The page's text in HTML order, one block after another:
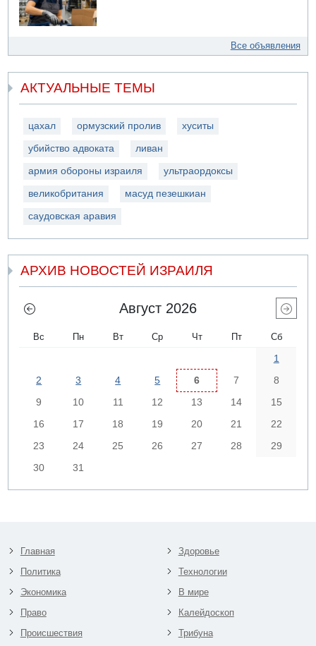
Все объявления
АКТУАЛЬНЫЕ ТЕМЫ
цахал ормузский пролив хуситы
убийство адвоката ливан
армия обороны израиля ультраордоксы
великобритания масуд пезешкиан
саудовская аравия
АРХИВ НОВОСТЕЙ ИЗРАИЛЯ
Август 2026
Вс Пн Вт Ср Чт Пт Сб
1
2
3 4 5 6 7
8
9
10 11 12 13 14
15
16
17 18 19 20 21
22
23
24 25 26 27 28
29
30
31
Главная
Политика
Экономика
Право
Происшествия
Здоровье
Технологии
В мире
Калейдоскоп
Трибуна